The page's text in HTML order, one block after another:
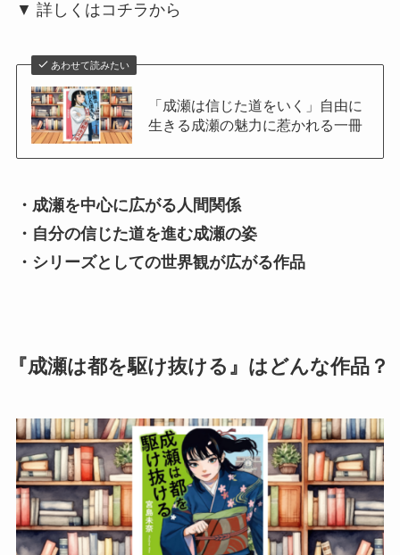
▼ 詳しくはコチラから
あわせて読みたい
「成瀬は信じた道をいく」自由に
生きる成瀬の魅力に惹かれる一冊
・成瀬を中心に広がる人間関係
・自分の信じた道を進む成瀬の姿
・シリーズとしての世界観が広がる作品
『成瀬は都を駆け抜ける』はどんな作品？